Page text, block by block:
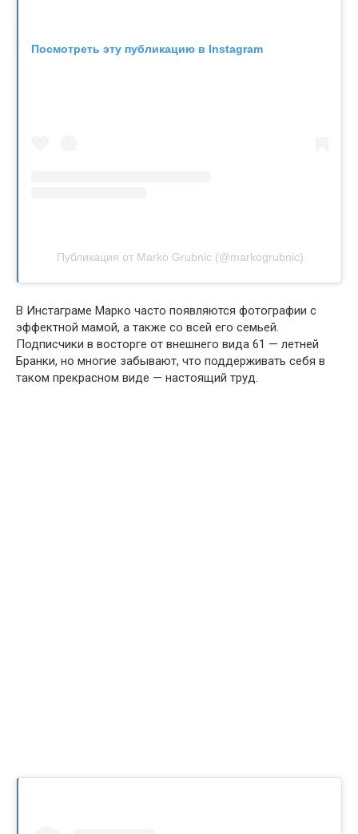
Посмотреть эту публикацию в Instagram
Публикация от Marko Grubnic (@markogrubnic)
В Инстаграме Марко часто появляются фотографии с
эффектной мамой, а также со всей его семьей.
Подписчики в восторге от внешнего вида 61 — летней
Бранки, но многие забывают, что поддерживать себя в
таком прекрасном виде — настоящий труд.